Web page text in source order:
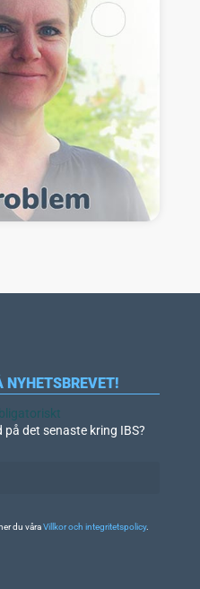
NYHETSBREVET!
det senaste kring IBS?
du våraVillkor och integritetspolicy.